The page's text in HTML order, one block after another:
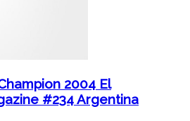
2004 El
#234 Argentina